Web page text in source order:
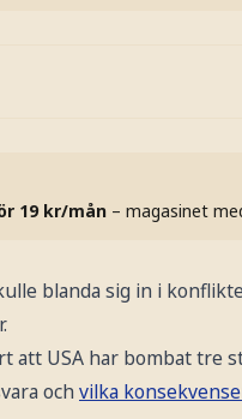
19 kr/mån – magasinet
blanda sig in i
att USA har bombat tre
ochvilka